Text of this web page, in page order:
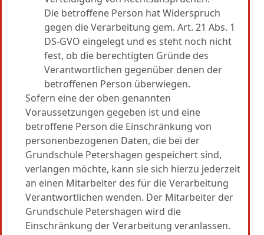
Die betroffene Person hat Widerspruch
gegen die Verarbeitung gem. Art. 21 Abs. 1
DS-GVO eingelegt und es steht noch nicht
fest, ob die berechtigten Gründe des
Verantwortlichen gegenüber denen der
betroffenen Person überwiegen.
Sofern eine der oben genannten
Voraussetzungen gegeben ist und eine
betroffene Person die Einschränkung von
personenbezogenen Daten, die bei der
Grundschule Petershagen gespeichert sind,
verlangen möchte, kann sie sich hierzu jederzeit
an einen Mitarbeiter des für die Verarbeitung
Verantwortlichen wenden. Der Mitarbeiter der
Grundschule Petershagen wird die
Einschränkung der Verarbeitung veranlassen.